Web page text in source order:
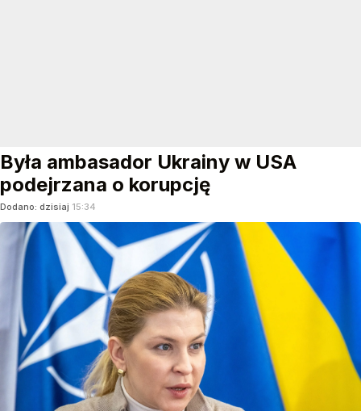
Była ambasador Ukrainy w USA
podejrzana o korupcję
Dodano: dzisiaj 15:34